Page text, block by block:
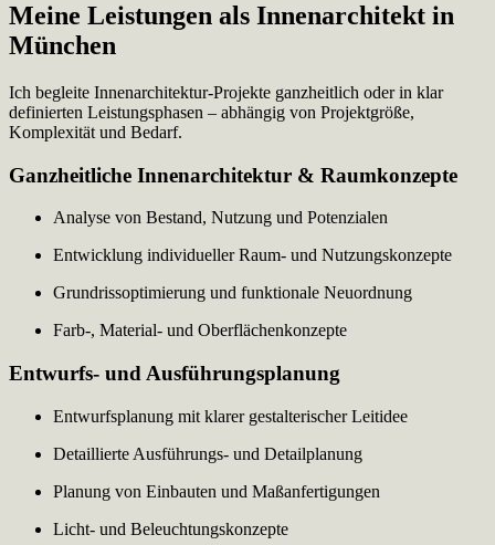
Meine Leistungen als Innenarchitekt in
München
Ich begleite Innenarchitektur-Projekte ganzheitlich oder in klar
definierten Leistungsphasen – abhängig von Projektgröße,
Komplexität und Bedarf.
Ganzheitliche Innenarchitektur & Raumkonzepte
Analyse von Bestand, Nutzung und Potenzialen
Entwicklung individueller Raum- und Nutzungskonzepte
Grundrissoptimierung und funktionale Neuordnung
Farb-, Material- und Oberflächenkonzepte
Entwurfs- und Ausführungsplanung
Entwurfsplanung mit klarer gestalterischer Leitidee
Detaillierte Ausführungs- und Detailplanung
Planung von Einbauten und Maßanfertigungen
Licht- und Beleuchtungskonzepte